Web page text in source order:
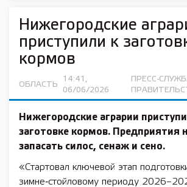
Нижегородские
приступили к
кормов
ОБЛАСТЬ
14:41,
06/06/2026
ПРЕСС-
Нижегородские аграрии
заготовке кормов. Предприятия
запасать силос, сенаж и сено.
«Стартовал ключевой этап
зимне‑стойловому периоду